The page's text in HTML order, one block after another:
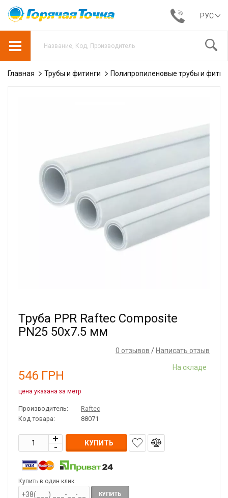
РУС
Главная Трубы и фитинги Полипропиленовые трубы и
Труба PPR Raftec Composite
PN25 50x7.5 мм
0 отзывов / Написать отзыв
546 ГРН
На складе
цена указана за метр
Производитель:
Raftec
Код товара:
88071
КУПИТЬ
Купить в один клик
КУПИТЬ